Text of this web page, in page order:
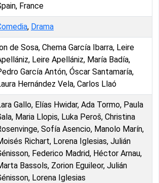
France
, Drama
de Sosa, Chema García Ibarra, Leire
Leire Apellániz, María Badía,
García Antón, Óscar Santamaría,
Hernández Vela, Carlos Llaó
Gallo, Elías Hwidar, Ada Tormo, Paula
Maria Llopis, Luka Peroš, Christina
Sofía Asencio, Manolo Marín,
Richart, Lorena Iglesias, Julián
Federico Madrid, Héctor Arnau,
Bassols, Zorion Eguileor, Julián
Lorena Iglesias